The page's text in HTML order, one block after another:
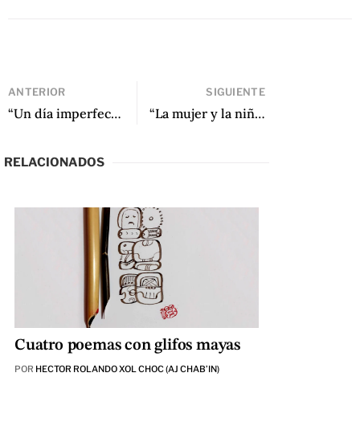
ANTERIOR
“Un día imperfecto” de Giovanna Rivero
SIGUIENTE
“La mujer y la niña” de Rodrigo Hasbún
RELACIONADOS
Cuatro poemas con glifos mayas
POR HECTOR ROLANDO XOL CHOC (AJ CHAB’IN)